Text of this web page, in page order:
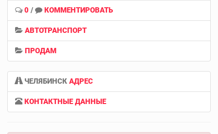
0 / КОММЕНТИРОВАТЬ
АВТОТРАНСПОРТ
ПРОДАМ
ЧЕЛЯБИНСК АДРЕС
КОНТАКТНЫЕ ДАННЫЕ